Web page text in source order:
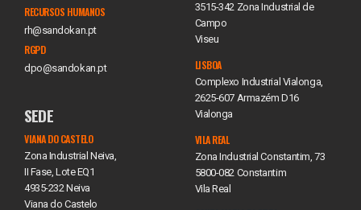
RECURSOS HUMANOS
rh@sandokan.pt
RGPD
dpo@sandokan.pt
SEDE
VIANA DO CASTELO
Zona Industrial Neiva,
II Fase, Lote EQ1
4935-232 Neiva
Viana do Castelo
3515-342 Zona Industrial de
Campo
Viseu
LISBOA
Complexo Industrial Vialonga,
2625-607 Armazém D16
Vialonga
VILA REAL
Zona Industrial Constantim, 73
5800-082 Constantim
Vila Real